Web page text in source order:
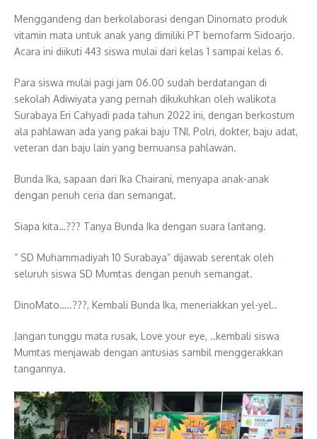
Menggandeng dan berkolaborasi dengan Dinomato produk
vitamin mata untuk anak yang dimiliki PT bernofarm Sidoarjo.
Acara ini diikuti 443 siswa mulai dari kelas 1 sampai kelas 6.
Para siswa mulai pagi jam 06.00 sudah berdatangan di
sekolah Adiwiyata yang pernah dikukuhkan oleh walikota
Surabaya Eri Cahyadi pada tahun 2022 ini, dengan berkostum
ala pahlawan ada yang pakai baju TNI, Polri, dokter, baju adat,
veteran dan baju lain yang bernuansa pahlawan.
Bunda Ika, sapaan dari Ika Chairani, menyapa anak-anak
dengan penuh ceria dan semangat.
Siapa kita…??? Tanya Bunda Ika dengan suara lantang.
” SD Muhammadiyah 10 Surabaya” dijawab serentak oleh
seluruh siswa SD Mumtas dengan penuh semangat.
DinoMato…..???, Kembali Bunda Ika, meneriakkan yel-yel..
Jangan tunggu mata rusak, Love your eye, ..kembali siswa
Mumtas menjawab dengan antusias sambil menggerakkan
tangannya.